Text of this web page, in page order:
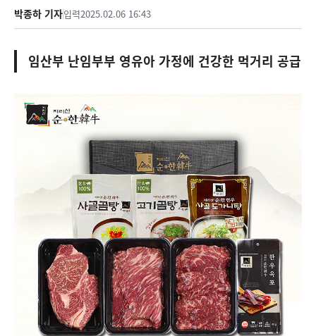
박종하 기자입력2025.02.06 16:43
임산부 난임부부 영유아 가정에 건강한 먹거리 공급